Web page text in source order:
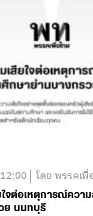
โดย พรรคเพื่
จต่อเหตุการณ์ควา
ย นนทบุรี